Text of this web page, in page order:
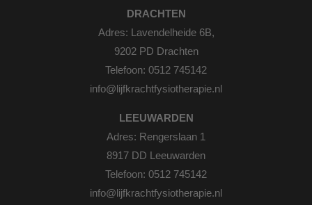
DRACHTEN
Adres: Lavendelheide 6B,
9202 PD Drachten
Telefoon: 0512 745142
info@lijfkrachtfysiotherapie.nl
LEEUWARDEN
Adres: Rengerslaan 1
8917 DD Leeuwarden
Telefoon: 0512 745142
info@lijfkrachtfysiotherapie.nl